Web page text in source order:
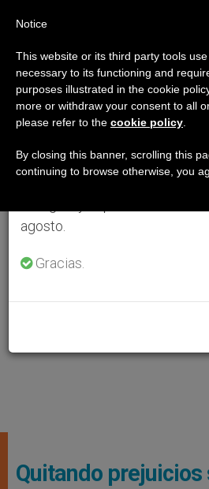
Quitando
Aviso importante
Del 27 de julio al 7 de
anual, aprovechando que en el
se generan menos
agosto.
Gracias.
Notice
This website or its third party tools
necessary to its functioning and
purposes illustrated in the cookie
more or withdraw your consent to all
please refer to the cookie policy
By closing this banner, scrolling this
continuing to browse otherwise, you